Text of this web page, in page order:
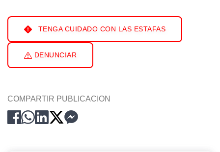
TENGA CUIDADO CON LAS ESTAFAS
DENUNCIAR
COMPARTIR PUBLICACION